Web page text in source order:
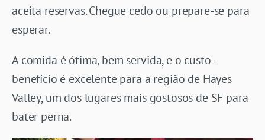
aceita reservas. Chegue cedo ou prepare-se para
esperar.
A comida é ótima, bem servida, e o custo-
benefício é excelente para a região de Hayes
Valley, um dos lugares mais gostosos de SF para
bater perna.